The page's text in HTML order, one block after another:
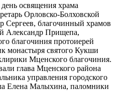
освящения храма
Орловско-Болховской
Сергеев, благочинный храмов
Александр Прищепа,
благочиния протоиерей
монастыря святого Кукши
Мценского благочиния.
глава Мценского района
управления городского
Елена Малыхина, паломники